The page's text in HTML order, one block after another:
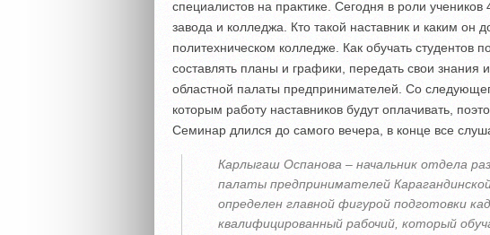
специалистов на практике. Сегодня в роли
завода и колледжа. Кто такой наставник и каким он
политехническом колледже. Как обучать студентов
составлять планы и графики, передать свои знания
областной палаты предпринимателей. Со
которым работу наставников будут оплачивать,
Семинар длился до самого вечера, в конце все
Карлыгаш Оспанова – начальник отдела
палаты предпринимателей
определен главной фигурой подготовки
квалифицированный рабочий, который